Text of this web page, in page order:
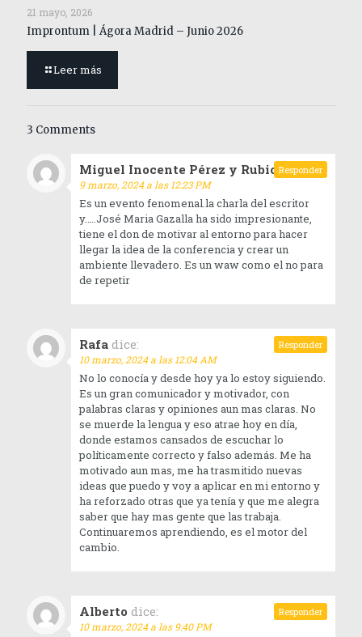
21 mayo, 2026
Improntum | Ágora Madrid – Junio 2026
Leer más
3 Comments
Miguel Inocente Pérez y Rubio dice:
9 marzo, 2024 a las 12:23 PM
Es un evento fenomenal.la charla del escritor
y…..José Maria Gazalla ha sido impresionante,
tiene el don de motivar al entorno para hacer
llegar la idea de la conferencia y crear un
ambiente llevadero. Es un waw como el no para
de repetir
Responder
Rafa dice:
10 marzo, 2024 a las 12:04 AM
No lo conocía y desde hoy ya lo estoy siguiendo.
Es un gran comunicador y motivador, con
palabras claras y opiniones aun mas claras. No
se muerde la lengua y eso atrae hoy en día,
donde estamos cansados de escuchar lo
políticamente correcto y falso además. Me ha
motivado aun mas, me ha trasmitido nuevas
ideas que puedo y voy a aplicar en mi entorno y
ha reforzado otras que ya tenía y que me alegra
saber que hay mas gente que las trabaja.
Continuaremos aprendiendo, es el motor del
cambio.
Responder
Alberto dice:
10 marzo, 2024 a las 9:40 PM
Responder